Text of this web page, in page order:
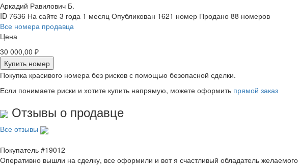
Аркадий Равилович Б.
ID 7636 На сайте 3 года 1 месяц Опубликован 1621 номер Продано 88 номеров
Все номера продавца
Цена
30 000,00 ₽
Купить номер
Покупка красивого номера без рисков с помощью безопасной сделки.
Если понимаете риски и хотите купить напрямую, можете оформить прямой заказ
Отзывы о продавце
Все отзывы
Покупатель #19012
Оперативно вышли на сделку, все оформили и вот я счастливый обладатель